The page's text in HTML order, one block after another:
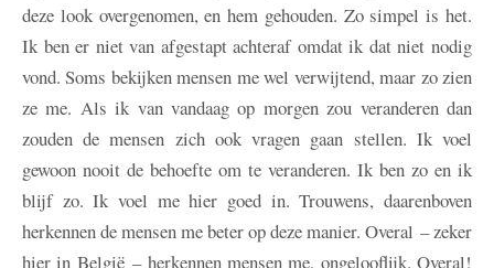
deze look overgenomen, en hem gehouden. Zo simpel is het.
Ik ben er niet van afgestapt achteraf omdat ik dat niet nodig
vond. Soms bekijken mensen me wel verwijtend, maar zo zien
ze me. Als ik van vandaag op morgen zou veranderen dan
zouden de mensen zich ook vragen gaan stellen. Ik voel
gewoon nooit de behoefte om te veranderen. Ik ben zo en ik
blijf zo. Ik voel me hier goed in. Trouwens, daarenboven
herkennen de mensen me beter op deze manier. Overal – zeker
hier in België – herkennen mensen me, ongelooflijk. Overal!